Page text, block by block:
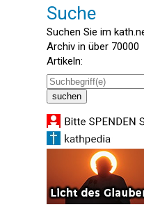
Suche
Suchen Sie im
Archiv in über 70000
Artikeln: